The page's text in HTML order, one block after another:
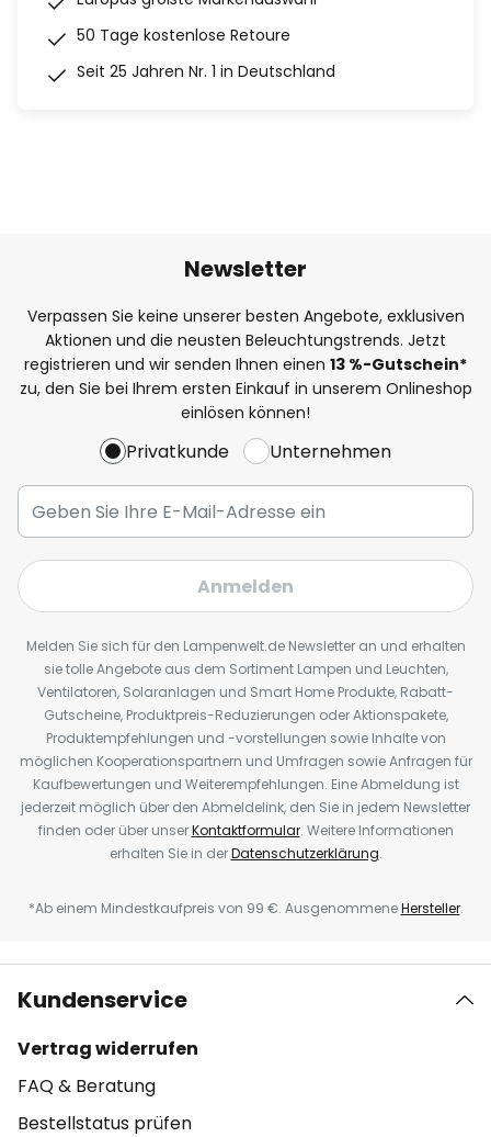
50 Tage kostenlose Retoure
Seit 25 Jahren Nr. 1 in Deutschland
Newsletter
Verpassen Sie keine unserer besten Angebote, exklusiven
Aktionen und die neusten Beleuchtungstrends. Jetzt
registrieren und wir senden Ihnen einen 13 %-Gutschein*
zu, den Sie bei Ihrem ersten Einkauf in unserem Onlineshop
einlösen können!
Privatkunde Unternehmen
Anmelden
Melden Sie sich für den Lampenwelt.de Newsletter an und erhalten
sie tolle Angebote aus dem Sortiment Lampen und Leuchten,
Ventilatoren, Solaranlagen und Smart Home Produkte, Rabatt-
Gutscheine, Produktpreis-Reduzierungen oder Aktionspakete,
Produktempfehlungen und -vorstellungen sowie Inhalte von
möglichen Kooperationspartnern und Umfragen sowie Anfragen für
Kaufbewertungen und Weiterempfehlungen. Eine Abmeldung ist
jederzeit möglich über den Abmeldelink, den Sie in jedem Newsletter
finden oder über unserKontaktformular. Weitere Informationen
erhalten Sie in derDatenschutzerklärung.
*Ab einem Mindestkaufpreis von 99 €. AusgenommeneHersteller.
Kundenservice
Vertrag widerrufen
FAQ & Beratung
Bestellstatus prüfen